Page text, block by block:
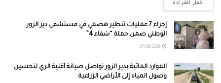
أكمل القراءة
إجراء 7 عمليات تنظير هضمي في مستشفى دير الزور
الوطني ضمن حملة “شفاء 4”
الموارد المائية بدير الزور تواصل صيانة أقنية الري لتحسين
وصول المياه إلى الأراضي الزراعية